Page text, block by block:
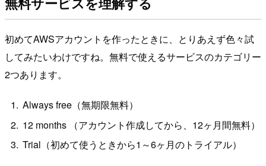
初めてAWSアカウントを作ったときに、とりあえず色々試
してみたいわけですね。無料で使えるサービスのカテゴリー
2つあります。
Always free（無期限無料）
12 months （アカウント作成してから、12ヶ月間無料）
Trial（初めて使うときから1～6ヶ月のトライアル）